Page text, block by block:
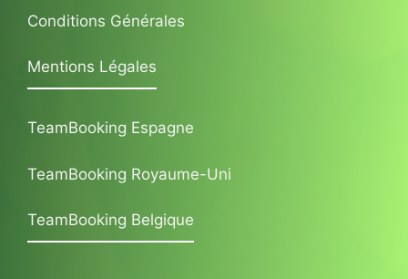
Conditions Générales
Mentions Légales
TeamBooking Espagne
TeamBooking Royaume-Uni
TeamBooking Belgique